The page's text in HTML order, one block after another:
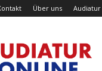
Über uns
Online